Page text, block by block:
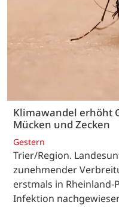
Klimawandel erhöht
Mücken und Zecken
Gestern
Trier/Region.
zunehmender
erstmals in
Infektion